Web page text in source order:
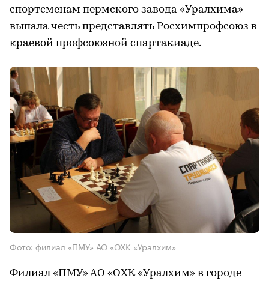
спортсменам пермского завода «Уралхима»
выпала честь представлять Росхимпрофсоюз в
краевой профсоюзной спартакиаде.
Фото: филиал «ПМУ» АО «ОХК «Уралхим»
Филиал «ПМУ» АО «ОХК «Уралхим» в городе